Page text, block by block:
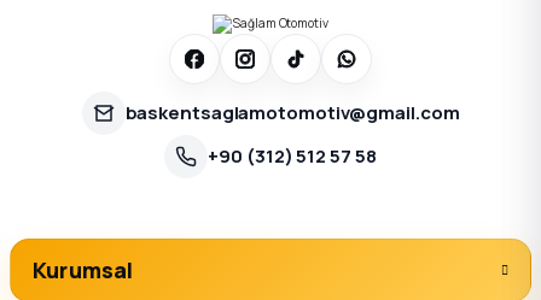
baskentsaglamotomotiv@gmail.com
+90 (312) 512 57 58
Kurumsal